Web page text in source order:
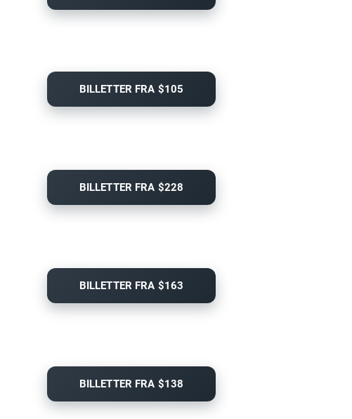
BILLETTER FRA $105
BILLETTER FRA $228
BILLETTER FRA $163
BILLETTER FRA $138